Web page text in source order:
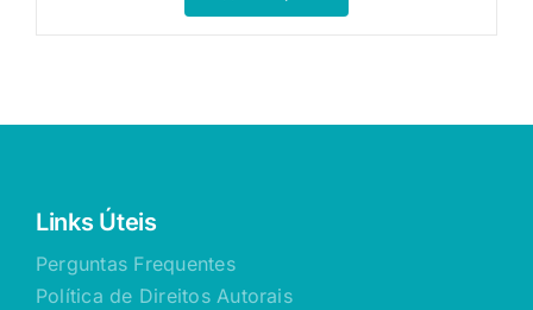
era:
é:
Links Úteis
Perguntas Frequentes
Política de Direitos Autorais